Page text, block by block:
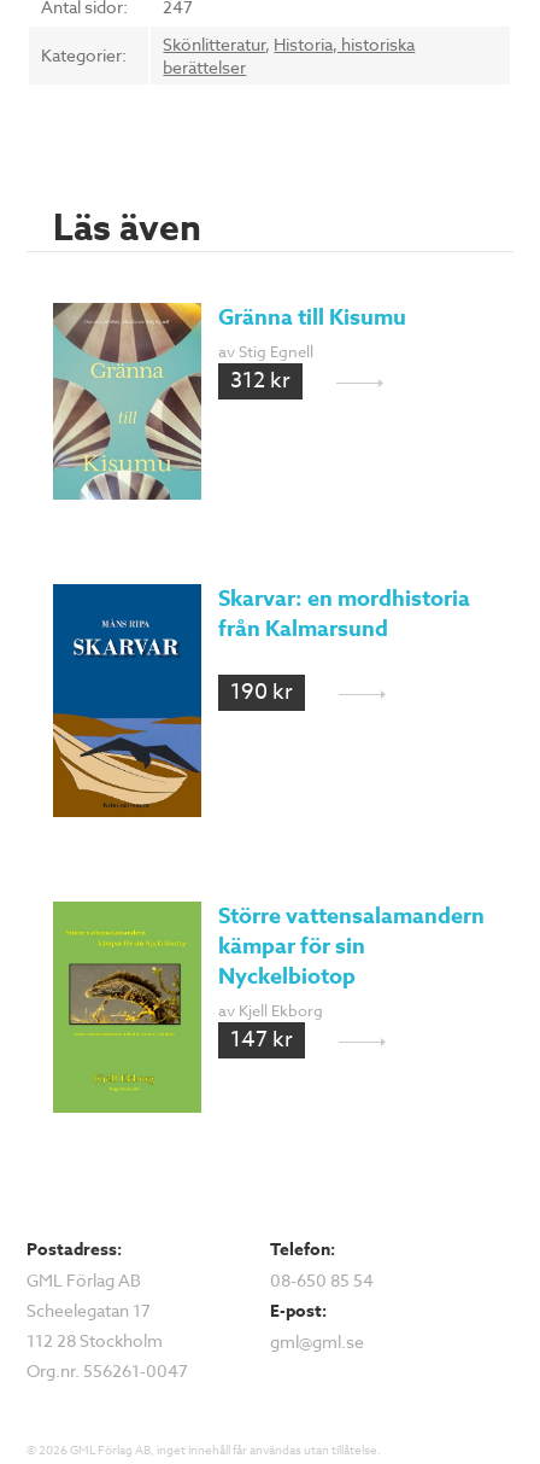
Antal sidor:
247
Kategorier: Skönlitteratur, Historia, historiska
berättelser
Läs även
Gränna till Kisumu
av Stig Egnell
312 kr
Skarvar: en mordhistoria
från Kalmarsund
190 kr
Större vattensalamandern
kämpar för sin
Nyckelbiotop
av Kjell Ekborg
147 kr
Postadress:
GML Förlag AB
Scheelegatan 17
112 28 Stockholm
Org.nr. 556261-0047
Telefon:
08-650 85 54
E-post:
gml@gml.se
© 2026 GML Förlag AB, inget innehåll får användas utan tillåtelse.